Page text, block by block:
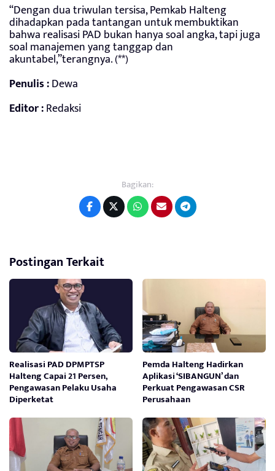
“Dengan dua triwulan tersisa, Pemkab Halteng
dihadapkan pada tantangan untuk membuktikan
bahwa realisasi PAD bukan hanya soal angka, tapi juga
soal manajemen yang tanggap dan
akuntabel,”terangnya. (**)
Penulis :Dewa
Editor :Redaksi
Bagikan:
Postingan Terkait
Realisasi PAD DPMPTSP
Halteng Capai 21 Persen,
Pengawasan Pelaku Usaha
Diperketat
Pemda Halteng Hadirkan
Aplikasi ‘SIBANGUN’ dan
Perkuat Pengawasan CSR
Perusahaan